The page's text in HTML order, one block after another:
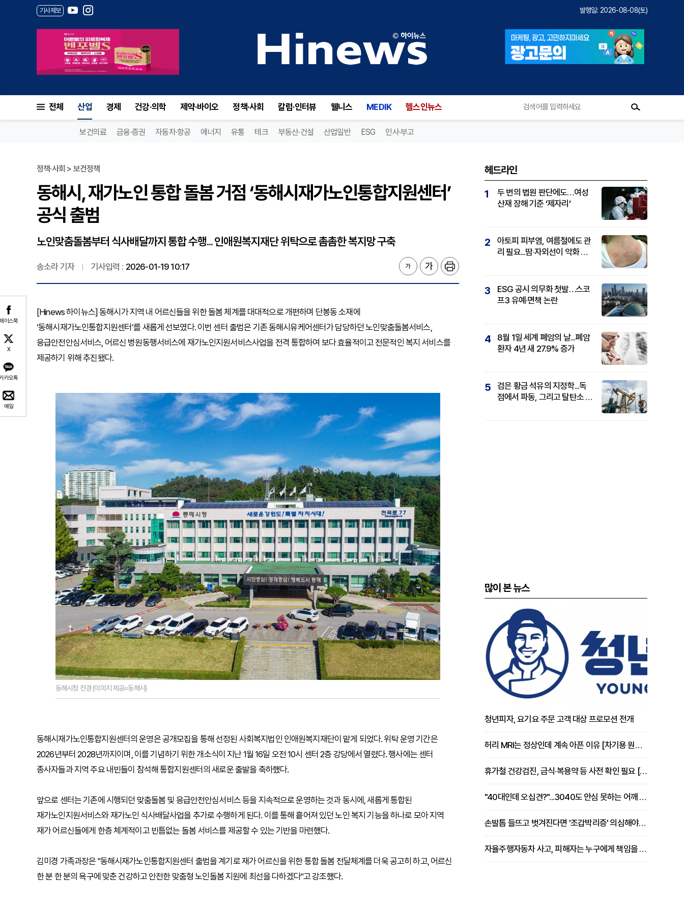
기사제보 발행일: 2026-08-08(토)
전체 산업 경제 건강·의학 제약·바이오 정책·사회 칼럼·인터뷰 웰니스 MEDIK 헬스인뉴스
보건의료 금융·증권 자동차·항공 에너지 유통 테크 부동산·건설 산업일반 ESG 인사·부고
이스북
X
카오톡
메일
정책·사회 > 보건정책
동해시, 재가노인 통합 돌봄 거점 ‘동해시재가노인통합지원센터’
공식 출범
노인맞춤돌봄부터 식사배달까지 통합 수행... 인애원복지재단 위탁으로 촘촘한 복지망 구축
송소라 기자 기사입력 : 2026-01-19 10:17
[Hinews 하이뉴스] 동해시가 지역 내 어르신들을 위한 돌봄 체계를 대대적으로 개편하며 단봉동 소재에
‘동해시재가노인통합지원센터’를 새롭게 선보였다. 이번 센터 출범은 기존 동해시유케어센터가 담당하던 노인맞춤돌봄서비스,
응급안전안심서비스, 어르신 병원동행서비스에 재가노인지원서비스사업을 전격 통합하여 보다 효율적이고 전문적인 복지 서비스를
제공하기 위해 추진됐다.
동해시청 전경 (이미지 제공=동해시)
동해시재가노인통합지원센터의 운영은 공개모집을 통해 선정된 사회복지법인 인애원복지재단이 맡게 되었다. 위탁 운영 기간은
2026년부터 2028년까지이며, 이를 기념하기 위한 개소식이 지난 1월 16일 오전 10시 센터 2층 강당에서 열렸다. 행사에는 센터
종사자들과 지역 주요 내빈들이 참석해 통합지원센터의 새로운 출발을 축하했다.
앞으로 센터는 기존에 시행되던 맞춤돌봄 및 응급안전안심서비스 등을 지속적으로 운영하는 것과 동시에, 새롭게 통합된
재가노인지원서비스와 재가노인 식사배달사업을 추가로 수행하게 된다. 이를 통해 흩어져 있던 노인 복지 기능을 하나로 모아 지역
재가 어르신들에게 한층 체계적이고 빈틈없는 돌봄 서비스를 제공할 수 있는 기반을 마련했다.
김미경 가족과장은 "동해시재가노인통합지원센터 출범을 계기로 재가 어르신을 위한 통합 돌봄 전달체계를 더욱 공고히 하고, 어르신
한 분 한 분의 욕구에 맞춘 건강하고 안전한 맞춤형 노인돌봄 지원에 최선을 다하겠다"고 강조했다.
헤드라인
1
두 번의 법원 판단에도…여성
산재 장해 기준 ‘제자리’
2
아토피 피부염, 여름철에도 관
리 필요...땀·자외선이 악화 요
3
ESG 공시 의무화 첫발…스코
프3 유예·면책 논란
4
8월 1일 세계 폐암의 날...폐암
환자 4년 새 27.9% 증가
5
검은 황금 석유의 지정학...독
점에서 파동, 그리고 탈탄소 패
많이 본 뉴스
청년피자, 요기요 주문 고객 대상 프로모션 전개
허리 MRI는 정상인데 계속 아픈 이유 [차기용 원장 칼럼]
휴가철 건강검진, 금식·복용약 등 사전 확인 필요 [정도감 원장 칼럼]
"40대인데 오십견?"...3040도 안심 못하는 어깨 유착성 관절낭염
손발톱 들뜨고 벗겨진다면 '조갑박리증' 의심해야 [김철윤 원장 칼럼]
자율주행자동차 사고, 피해자는 누구에게 책임을 물을 수 있을까